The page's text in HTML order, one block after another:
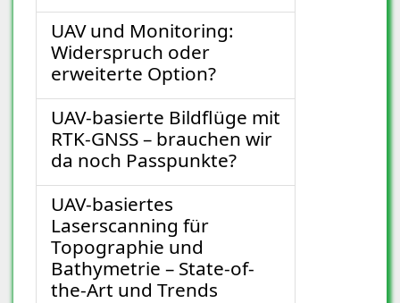
UAV und Monitoring:
Widerspruch oder
erweiterte Option?
UAV-basierte Bildflüge mit
RTK-GNSS – brauchen wir
da noch Passpunkte?
UAV-basiertes
Laserscanning für
Topographie und
Bathymetrie – State-of-
the-Art und Trends